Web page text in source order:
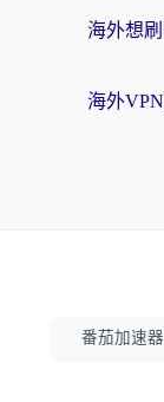
番茄加速器